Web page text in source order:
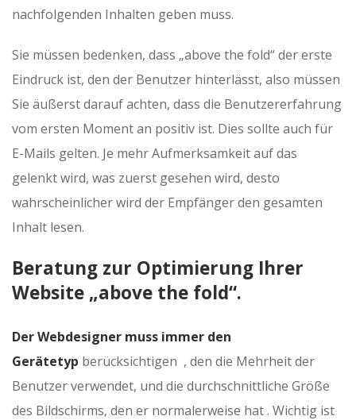
nachfolgenden Inhalten geben muss.
Sie müssen bedenken, dass „above the fold“ der erste
Eindruck ist, den der Benutzer hinterlässt, also müssen
Sie äußerst darauf achten, dass die Benutzererfahrung
vom ersten Moment an positiv ist. Dies sollte auch für
E-Mails gelten. Je mehr Aufmerksamkeit auf das
gelenkt wird, was zuerst gesehen wird, desto
wahrscheinlicher wird der Empfänger den gesamten
Inhalt lesen.
Beratung zur Optimierung Ihrer
Website „above the fold“.
Der Webdesigner muss immer den
Gerätetyp berücksichtigen , den die Mehrheit der
Benutzer verwendet, und die durchschnittliche Größe
des Bildschirms, den er normalerweise hat . Wichtig ist